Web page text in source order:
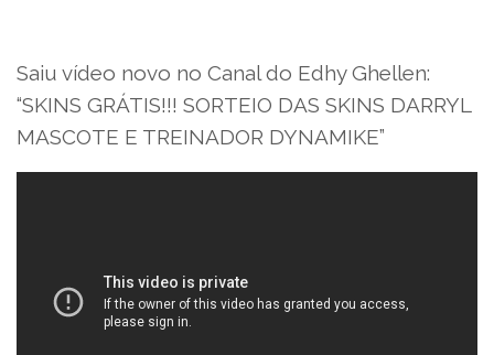
Saiu vídeo novo no Canal do Edhy Ghellen:
“SKINS GRÁTIS!!! SORTEIO DAS SKINS DARRYL
MASCOTE E TREINADOR DYNAMIKE”